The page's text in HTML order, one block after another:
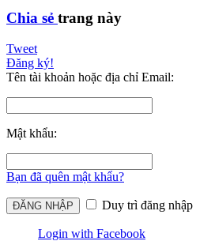
Chia sẻ trang này
Tweet
Đăng ký!
Tên tài khoản hoặc địa chỉ Email:
Mật khẩu:
Bạn đã quên mật khẩu?
Duy trì đăng nhập
Login with Facebook